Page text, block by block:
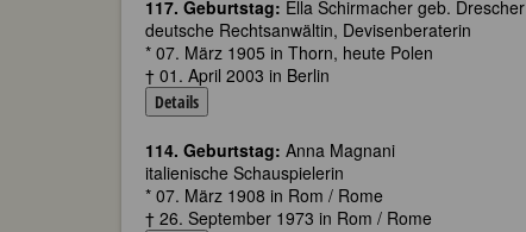
117. Geburtstag: Ella Schirmacher geb. Drescher
deutsche Rechtsanwältin, Devisenberaterin
* 07. März 1905 in Thorn, heute Polen
† 01. April 2003 in Berlin
Details
114. Geburtstag: Anna Magnani
italienische Schauspielerin
* 07. März 1908 in Rom / Rome
† 26. September 1973 in Rom / Rome